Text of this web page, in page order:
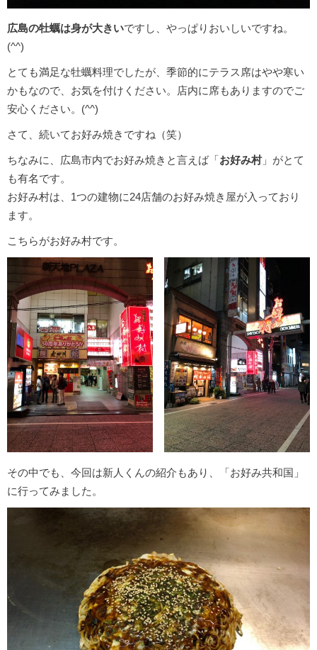
広島の牡蠣は身が大きいですし、やっぱりおいしいですね。
(^^)
とても満足な牡蠣料理でしたが、季節的にテラス席はやや寒い
かもなので、お気を付けください。店内に席もありますのでご
安心ください。(^^)
さて、続いてお好み焼きですね（笑）
ちなみに、広島市内でお好み焼きと言えば「 お好み村」がとて
も有名です。
お好み村は、1つの建物に24店舗のお好み焼き屋が入っており
ます。
こちらがお好み村です。
その中でも、今回は新人くんの紹介もあり、「お好み共和国」
に行ってみました。